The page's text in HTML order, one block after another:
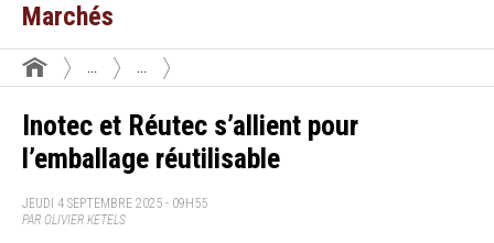
Marchés
Inotec et Réutec s’allient pour
l’emballage réutilisable
JEUDI 4 SEPTEMBRE 2025 - 09H55
PAR OLIVIER KETELS